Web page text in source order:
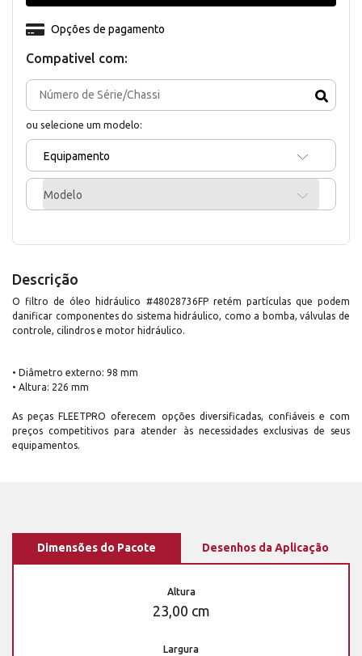
Compativel com:
ou selecione um modelo:
Equipamento
Modelo
Opções de pagamento
Descrição
O filtro de óleo hidráulico #48028736FP retém partículas que podem
danificar componentes do sistema hidráulico, como a bomba, válvulas de
controle, cilindros e motor hidráulico.
• Diâmetro externo: 98 mm
• Altura: 226 mm
As peças FLEETPRO oferecem opções diversificadas, confiáveis e com
preços competitivos para atender às necessidades exclusivas de seus
equipamentos.
Dimensões do Pacote Desenhos da Aplicação
Altura
23,00 cm
Largura